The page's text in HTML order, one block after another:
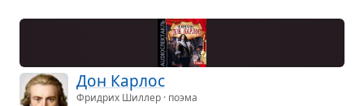
Дон Кар­лос
Фридрих Шиллер · поэма